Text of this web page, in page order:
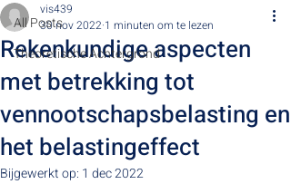
All Posts
Theoretische Achtergrond
Rekenkundige aspecten
met betrekking tot
vennootschapsbelasting en
het belastingeffect
vis439
30 nov 2022 1 minuten om te lezen
Bijgewerkt op: 1 dec 2022